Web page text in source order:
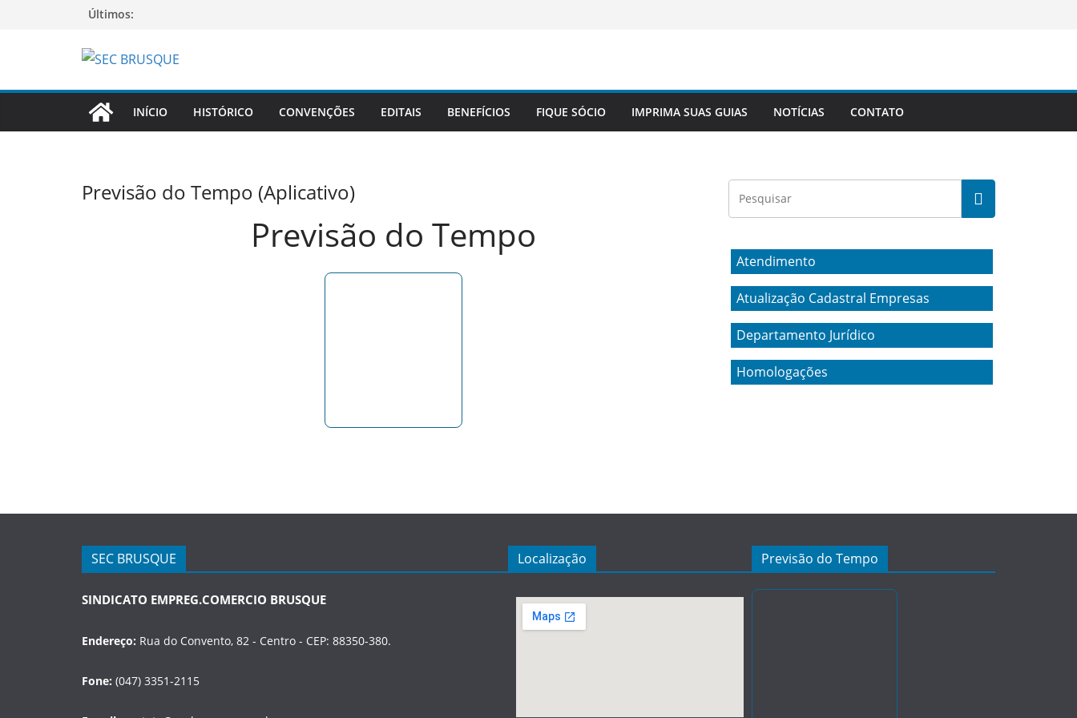
Últimos:
INÍCIO HISTÓRICO CONVENÇÕES EDITAIS BENEFÍCIOS FIQUE SÓCIO IMPRIMA SUAS GUIAS NOTÍCIAS CONTATO
Previsão do Tempo (Aplicativo)
Previsão do Tempo
Atendimento
Atualização Cadastral Empresas
Departamento Jurídico
Homologações
SEC BRUSQUE
SINDICATO EMPREG.COMERCIO BRUSQUE
Endereço: Rua do Convento, 82 - Centro - CEP: 88350-380.
Fone: (047) 3351-2115
Localização Previsão do Tempo